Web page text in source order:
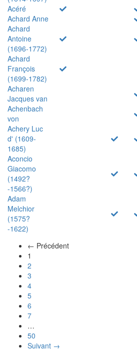
Acéré
Achard Anne
Achard
Antoine
(1696-1772)
Achard
François
(1699-1782)
Acharen
Jacques van
Achenbach
von
Achery Luc
d' (1609-
1685)
Aconcio
Giacomo
(1492?
-1566?)
Adam
Melchior
(1575?
-1622)
← Précédent
1
2
3
4
5
6
7
…
50
Suivant →